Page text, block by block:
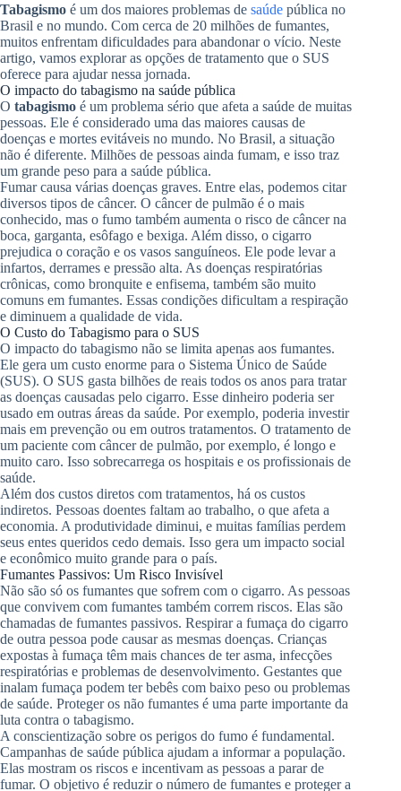
Tabagismo é um dos maiores problemas de saúde pública no
Brasil e no mundo. Com cerca de 20 milhões de fumantes,
muitos enfrentam dificuldades para abandonar o vício. Neste
artigo, vamos explorar as opções de tratamento que o SUS
oferece para ajudar nessa jornada.
O impacto do tabagismo na saúde pública
O tabagismo é um problema sério que afeta a saúde de muitas
pessoas. Ele é considerado uma das maiores causas de
doenças e mortes evitáveis no mundo. No Brasil, a situação
não é diferente. Milhões de pessoas ainda fumam, e isso traz
um grande peso para a saúde pública.
Fumar causa várias doenças graves. Entre elas, podemos citar
diversos tipos de câncer. O câncer de pulmão é o mais
conhecido, mas o fumo também aumenta o risco de câncer na
boca, garganta, esôfago e bexiga. Além disso, o cigarro
prejudica o coração e os vasos sanguíneos. Ele pode levar a
infartos, derrames e pressão alta. As doenças respiratórias
crônicas, como bronquite e enfisema, também são muito
comuns em fumantes. Essas condições dificultam a respiração
e diminuem a qualidade de vida.
O Custo do Tabagismo para o SUS
O impacto do tabagismo não se limita apenas aos fumantes.
Ele gera um custo enorme para o Sistema Único de Saúde
(SUS). O SUS gasta bilhões de reais todos os anos para tratar
as doenças causadas pelo cigarro. Esse dinheiro poderia ser
usado em outras áreas da saúde. Por exemplo, poderia investir
mais em prevenção ou em outros tratamentos. O tratamento de
um paciente com câncer de pulmão, por exemplo, é longo e
muito caro. Isso sobrecarrega os hospitais e os profissionais de
saúde.
Além dos custos diretos com tratamentos, há os custos
indiretos. Pessoas doentes faltam ao trabalho, o que afeta a
economia. A produtividade diminui, e muitas famílias perdem
seus entes queridos cedo demais. Isso gera um impacto social
e econômico muito grande para o país.
Fumantes Passivos: Um Risco Invisível
Não são só os fumantes que sofrem com o cigarro. As pessoas
que convivem com fumantes também correm riscos. Elas são
chamadas de fumantes passivos. Respirar a fumaça do cigarro
de outra pessoa pode causar as mesmas doenças. Crianças
expostas à fumaça têm mais chances de ter asma, infecções
respiratórias e problemas de desenvolvimento. Gestantes que
inalam fumaça podem ter bebês com baixo peso ou problemas
de saúde. Proteger os não fumantes é uma parte importante da
luta contra o tabagismo.
A conscientização sobre os perigos do fumo é fundamental.
Campanhas de saúde pública ajudam a informar a população.
Elas mostram os riscos e incentivam as pessoas a parar de
fumar. O objetivo é reduzir o número de fumantes e proteger a